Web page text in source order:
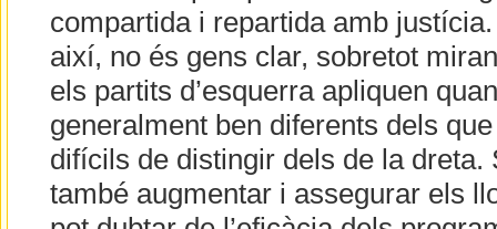
compartida i repartida amb
així, no és gens clar, sobretot
els partits d’esquerra apliquen
generalment ben diferents dels
difícils de distingir dels de la dreta.
també augmentar i assegurar els